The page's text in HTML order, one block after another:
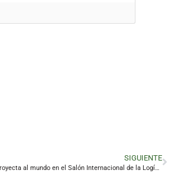
SIGUIENTE
Puerta de Andalucía se proyecta al mundo en el Salón Internacional de la Logística de Barcelona